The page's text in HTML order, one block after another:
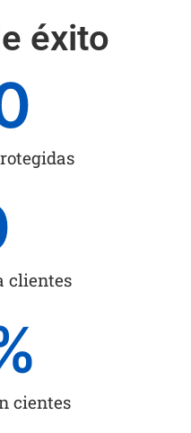
éxito
clientes
cientes